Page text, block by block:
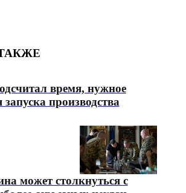
время, нужное
производства
может столкнуться с